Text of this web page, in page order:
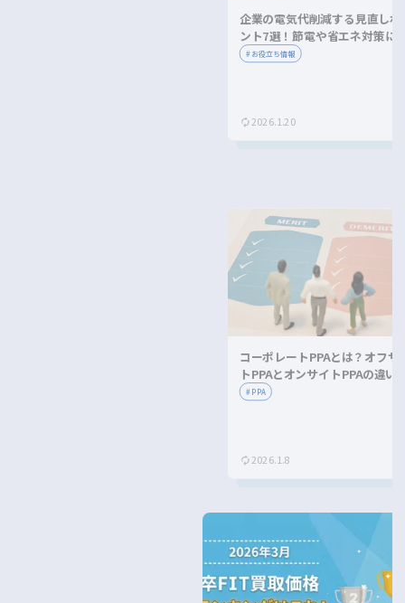
企業の電気代削減する見直しポ
ント7選！節電や省エネ対策に
ながる方法を紹介！
#お役立ち情報
2026.1.20
コーポレートPPAとは？オフサ
トPPAとオンサイトPPAの違い
メリット・デメリットを解説！
#PPA
2026.1.8